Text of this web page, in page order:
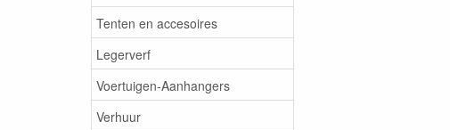
Tenten en accesoires
Legerverf
Voertuigen-Aanhangers
Verhuur